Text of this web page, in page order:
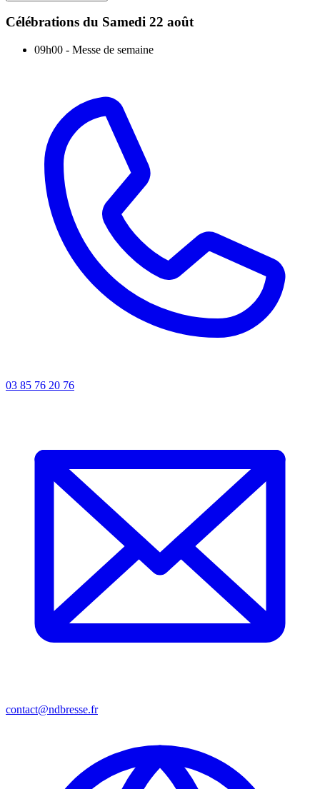
Célébrations du Samedi 22 août
09h00 - Messe de semaine
03 85 76 20 76
contact@ndbresse.fr